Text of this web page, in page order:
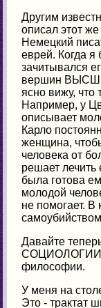
Другим
описал этот
Немецкий
еврей. Когда
зачитывался
вершин
ясно вижу, что
Например, у
описывает
Карло
женщина,
человека от
решает
была готова
молодой
не помогает. В
Давайте
СОЦИОЛОГИИ,
философии.
У меня на
Это - трактат